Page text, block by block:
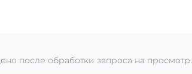
после обработки запроса на просмотр.